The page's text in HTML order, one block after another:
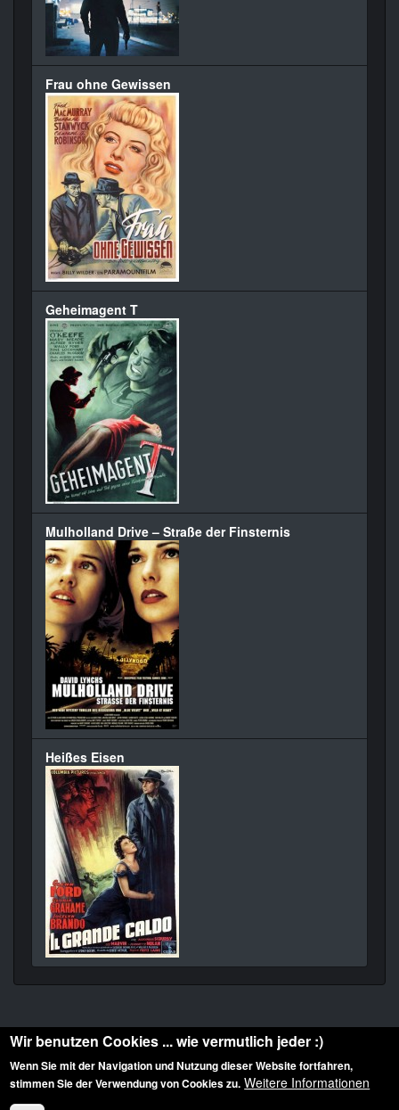
Frau ohne Gewissen
Geheimagent T
Mulholland Drive – Straße der Finsternis
Heißes Eisen
Diese Website ist urheberrechtlich geschützt: © 2010-2026 der Film Noir de. Alle
Rechte vorbehalten.
Wir benutzen Cookies ... wie vermutlich jeder :)
Wenn Sie mit der Navigation und Nutzung dieser Website fortfahren,
stimmen Sie der Verwendung von Cookies zu. Weitere Informationen